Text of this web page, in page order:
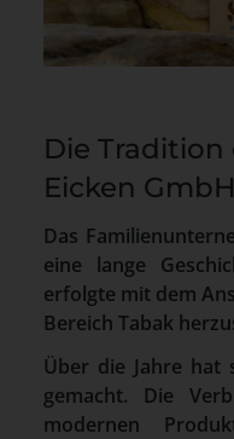
Die Tradition
Eicken GmbH
Das
eine lange
erfolgte mit dem
Bereich Tabak
Über die Jahre hat
gemacht. Die
modernen